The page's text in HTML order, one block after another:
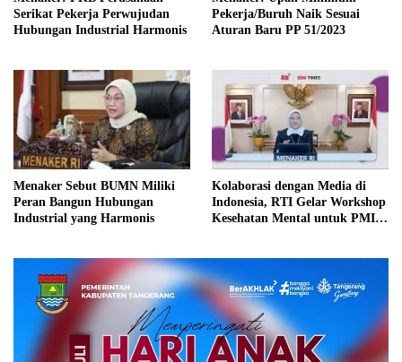
Serikat Pekerja Perwujudan
Hubungan Industrial Harmonis
Pekerja/Buruh Naik Sesuai
Aturan Baru PP 51/2023
Menaker Sebut BUMN Miliki
Peran Bangun Hubungan
Industrial yang Harmonis
Kolaborasi dengan Media di
Indonesia, RTI Gelar Workshop
Kesehatan Mental untuk PMI